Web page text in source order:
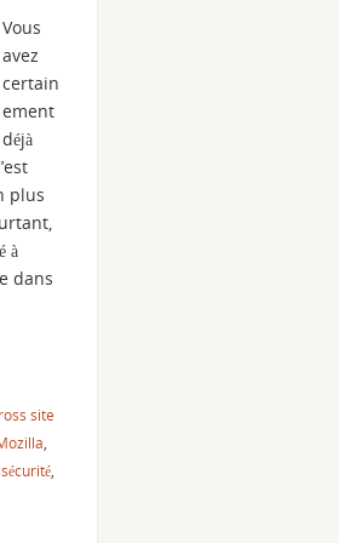
Vous
avez
certain
ement
déjà
plus
à
dans
site
,
sécurité,